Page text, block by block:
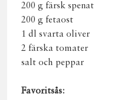
200 g färsk spenat
200 g fetaost
1 dl svarta oliver
2 färska tomater
salt och peppar
Favoritsås: